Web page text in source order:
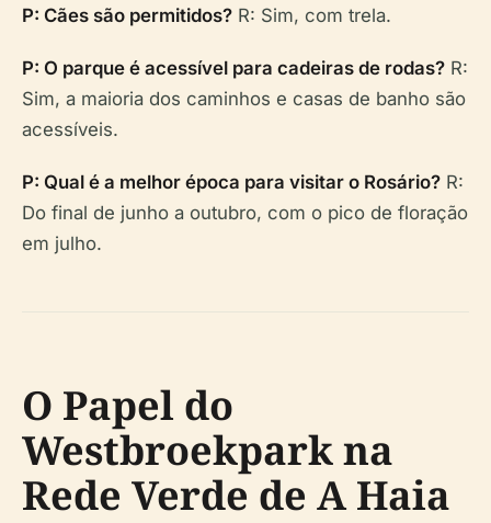
P: Cães são permitidos? R: Sim, com trela.
P: O parque é acessível para cadeiras de rodas? R:
Sim, a maioria dos caminhos e casas de banho são
acessíveis.
P: Qual é a melhor época para visitar o Rosário? R:
Do final de junho a outubro, com o pico de floração
em julho.
O Papel do
Westbroekpark na
Rede Verde de A Haia